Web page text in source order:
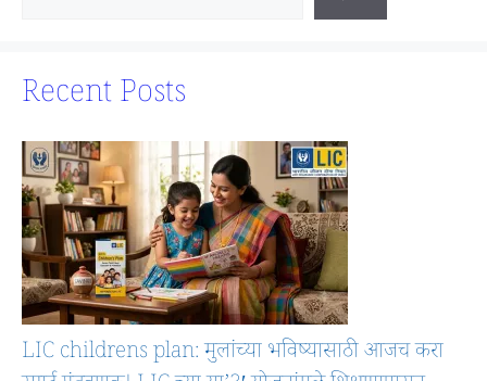
Recent Posts
LIC childrens plan: मुलांच्या भविष्यासाठी आजच करा